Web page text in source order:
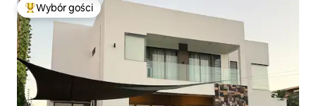
Najpopularniejsze z kategorii Wybór gości
Wybór gości